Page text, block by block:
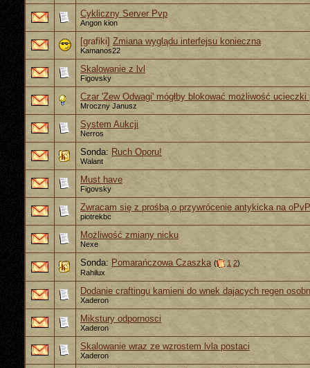
Cykliczny Server Pvp
Angon kion
[grafiki] Zmiana wyglądu interfejsu konieczna
Kamanos22
Skalowanie z lvl
Figovsky
Czar 'Zew Odwagi' mógłby blokować możliwość ucieczki
Mroczny Janusz
System Aukcji
Nerros
Sonda: Ruch Oporu!
Walant
Must have
Figovsky
Zwracam się z prośbą o przywrócenie antykicka na oPvP
piotrekbc
Możliwość zmiany nicku
Nexe
Sonda: Pomarańczowa Czaszka ( 1 2)
Rahilux
Dodanie craftingu kamieni do wnek dajacych regen
Xaderon
Mikstury odpornosci
Xaderon
Skalowanie wraz ze wzrostem lvla postaci
Xaderon